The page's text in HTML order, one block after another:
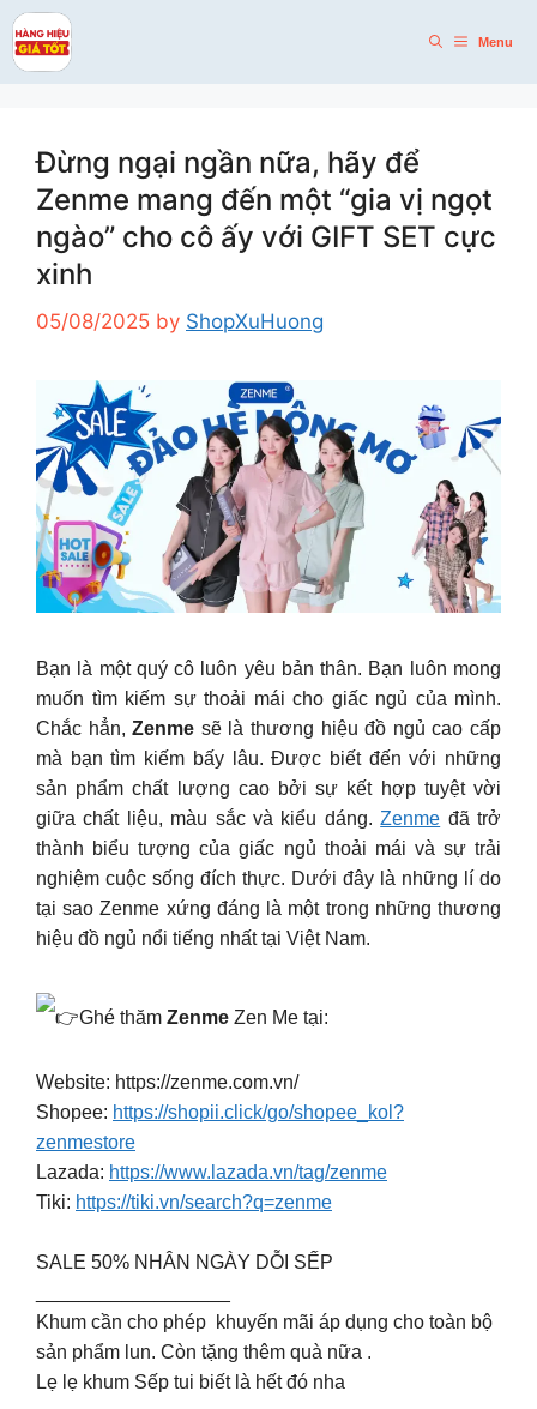
Skip
to
content
Menu
Đừng ngại ngần nữa, hãy để
Zenme mang đến một “gia vị ngọt
ngào” cho cô ấy với GIFT SET cực
xinh
05/08/2025 by ShopXuHuong
Bạn là một quý cô luôn yêu bản thân. Bạn luôn mong
muốn tìm kiếm sự thoải mái cho giấc ngủ của mình.
Chắc hẳn,Zenme sẽ là thương hiệu đồ ngủ cao cấp
mà bạn tìm kiếm bấy lâu. Được biết đến với những
sản phẩm chất lượng cao bởi sự kết hợp tuyệt vời
giữa chất liệu, màu sắc và kiểu dáng.Zenme đã trở
thành biểu tượng của giấc ngủ thoải mái và sự trải
nghiệm cuộc sống đích thực. Dưới đây là những lí do
tại sao Zenme xứng đáng là một trong những thương
hiệu đồ ngủ nổi tiếng nhất tại Việt Nam.
Ghé thăm Zenme Zen Me tại:
Website: https://zenme.com.vn/
Shopee: https://shopii.click/go/shopee_kol?
zenmestore
Lazada: https://www.lazada.vn/tag/zenme
Tiki: https://tiki.vn/search?q=zenme
SALE 50% NHÂN NGÀY DỖI SẾP
Khum cần cho phép ‍️ khuyến mãi áp dụng cho toàn bộ
sản phẩm lun. Còn tặng thêm quà nữa .
Lẹ lẹ khum Sếp tui biết là hết đó nha